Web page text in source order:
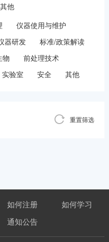
其他
仪器使用与维护
器研发
标准/政策解读
物
前处理技术
实验室 安全 其他
重置筛选
如何注册
如何学习
通知公告